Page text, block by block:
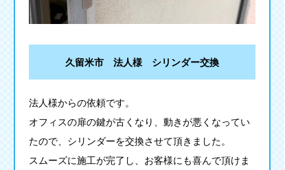
久留米市 法人様 シリンダー交換
法人様からの依頼です。
オフィスの扉の鍵が古くなり、動きが悪くなってい
たので、シリンダーを交換させて頂きました。
スムーズに施工が完了し、お客様にも喜んで頂けま